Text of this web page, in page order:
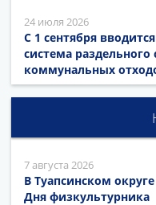
24 июля 2026
С 1 сентября
система раздельного
коммунальных
7 августа 2026
В Туапсинском
Дня физкультурника